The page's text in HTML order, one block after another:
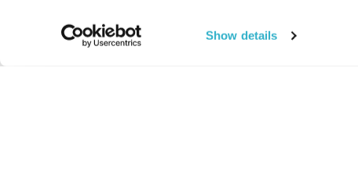
Show details